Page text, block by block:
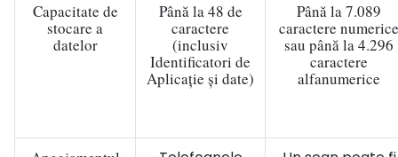
Capacitate de
stocare a
datelor
Până la 48 de
caractere
(inclusiv
Identificatori de
Aplicație și date)
Până la 7.089
caractere numerice
sau până la 4.296
caractere
alfanumerice